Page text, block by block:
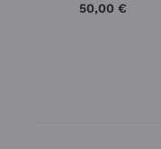
50,00 €